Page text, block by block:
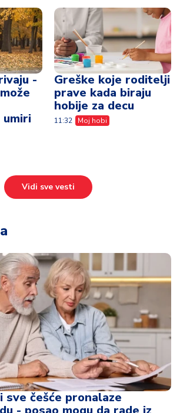
-
Greške koje roditelji
prave kada biraju
hobije za decu
11:32 Moj hobi
Vidi sve vesti
sve češće pronalaze